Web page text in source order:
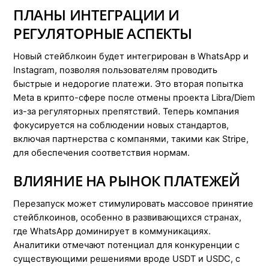
ПЛАНЫ ИНТЕГРАЦИИ И
РЕГУЛЯТОРНЫЕ АСПЕКТЫ
Новый стейблкоин будет интегрирован в WhatsApp и
Instagram, позволяя пользователям проводить
быстрые и недорогие платежи. Это вторая попытка
Meta в крипто-сфере после отмены проекта Libra/Diem
из-за регуляторных препятствий. Теперь компания
фокусируется на соблюдении новых стандартов,
включая партнерства с компанями, такими как Stripe,
для обеспечения соответствия нормам.
ВЛИЯНИЕ НА РЫНОК ПЛАТЕЖЕЙ
Перезапуск может стимулировать массовое принятие
стейблкоинов, особенно в развивающихся странах,
где WhatsApp доминирует в коммуникациях.
Аналитики отмечают потенциал для конкуренции с
существующими решениями вроде USDT и USDC, с